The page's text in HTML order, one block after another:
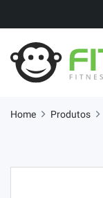
Home Produtos